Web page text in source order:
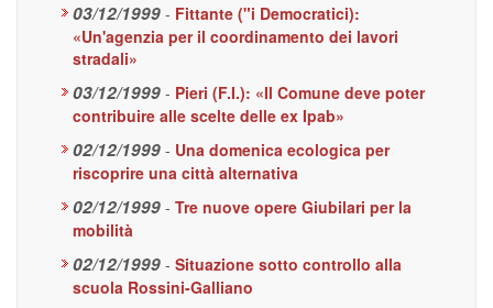
03/12/1999 - Fittante ("i Democratici):
«Un'agenzia per il coordinamento dei lavori
stradali»
03/12/1999 - Pieri (F.I.): «Il Comune deve poter
contribuire alle scelte delle ex Ipab»
02/12/1999 - Una domenica ecologica per
riscoprire una città alternativa
02/12/1999 - Tre nuove opere Giubilari per la
mobilità
02/12/1999 - Situazione sotto controllo alla
scuola Rossini-Galliano